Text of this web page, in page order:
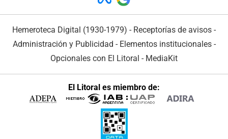
Hemeroteca Digital (1930-1979) - Receptorías de avisos -
Administración y Publicidad - Elementos institucionales-
Opcionales con El Litoral - MediaKit
El Litoral es miembro de: